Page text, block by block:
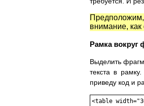
Предположим,
внимание,
Рамка вокруг
Выделить
текста в
приведу код и
<table